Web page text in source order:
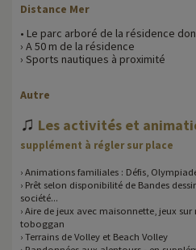
Distance Mer
• Le parc arboré de la résidence
› A 50 m de la résidence
› Sports nautiques à proximité
Autre
♫ Les activités et
supplément à régler sur place
› Animations familiales : Défis,
› Prêt selon disponibilité de Bandes
société...
› Aire de jeux avec maisonnette, jeux
toboggan
› Terrains de Volley et Beach Volley